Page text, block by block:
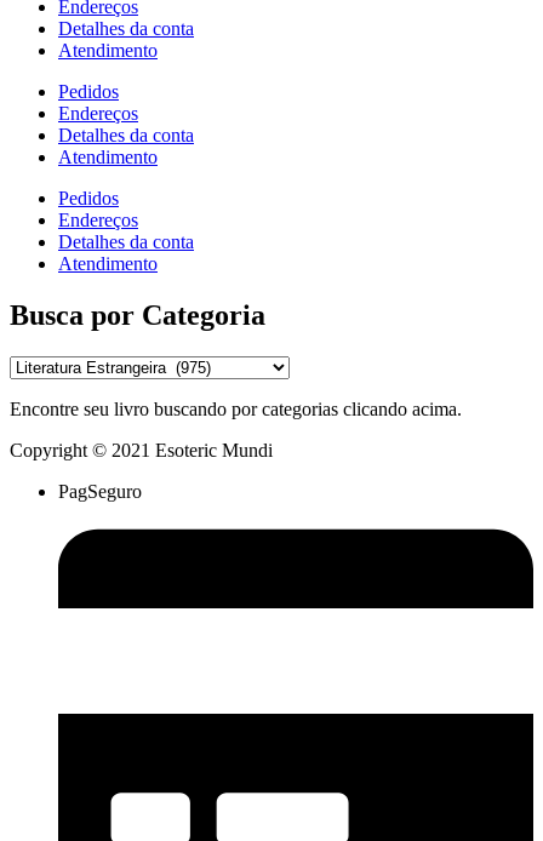
Endereços
Detalhes da conta
Atendimento
Pedidos
Endereços
Detalhes da conta
Atendimento
Pedidos
Endereços
Detalhes da conta
Atendimento
Busca por Categoria
Encontre seu livro buscando por categorias clicando acima.
Copyright © 2021 Esoteric Mundi
PagSeguro